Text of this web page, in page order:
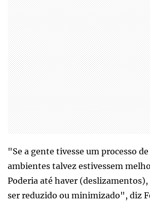
"Se a gente tivesse um processo
ambientes talvez estivessem
Poderia até haver (deslizamentos),
ser reduzido ou minimizado", diz